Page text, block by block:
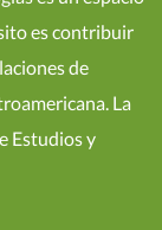
es contribuir
de
La
Estudios y